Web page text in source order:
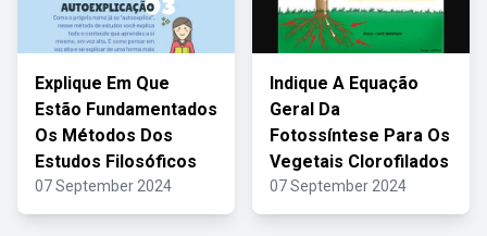
Explique Em Que
Estão Fundamentados
Os Métodos Dos
Estudos Filosóficos
07 September 2024
Indique A Equação
Geral Da
Fotossíntese Para Os
Vegetais Clorofilados
07 September 2024